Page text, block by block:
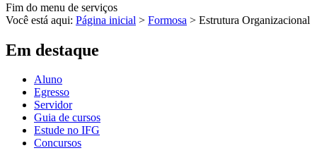
Fim do menu de serviços
Você está aqui: Página inicial > Formosa > Estrutura Organizacional
Em destaque
Aluno
Egresso
Servidor
Guia de cursos
Estude no IFG
Concursos